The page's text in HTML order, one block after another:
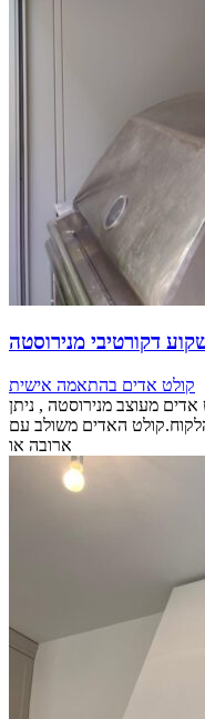
דקורטיבי מנירוסטה
קולט אדים בהתאמה אישית
מעוצב מנירוסטה , ניתן
האדים משולב עם
ארובה או